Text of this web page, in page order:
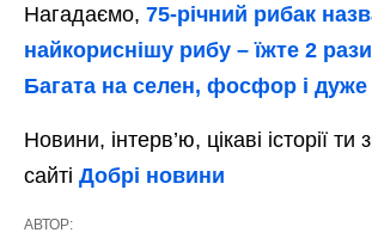
Нагадаємо, 75-річний рибак
найкориснішу рибу – їжте 2
Багата на селен, фосфор і
Новини, інтерв’ю, цікаві історії
сайті Добрі новини
АВТОР: